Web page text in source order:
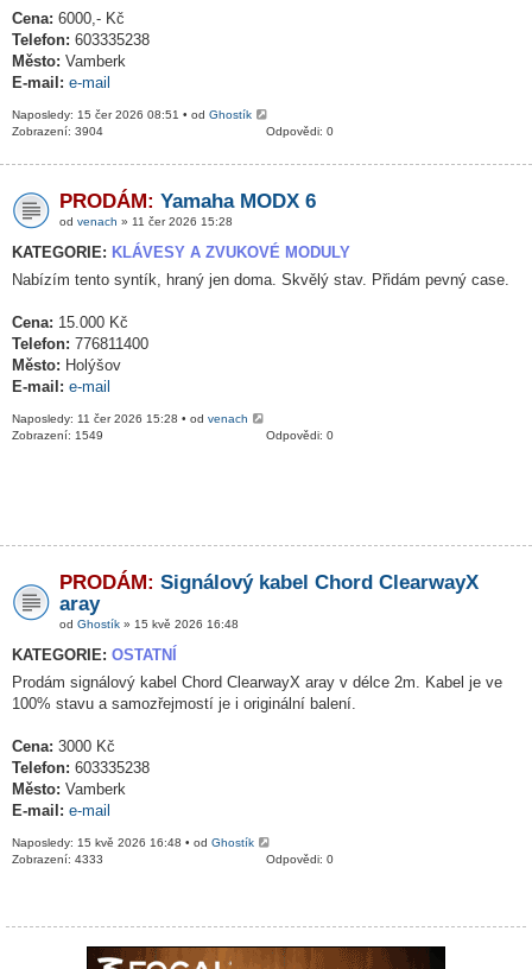
Cena: 6000,- Kč
Telefon: 603335238
Město: Vamberk
E-mail: e-mail
Naposledy: 15 čer 2026 08:51 • od Ghostík
Odpovědi: 0
Zobrazení: 3904
PRODÁM: Yamaha MODX 6
od venach » 11 čer 2026 15:28
KATEGORIE: KLÁVESY A ZVUKOVÉ MODULY
Nabízím tento syntík, hraný jen doma. Skvělý stav. Přidám pevný case.
Cena: 15.000 Kč
Telefon: 776811400
Město: Holýšov
E-mail: e-mail
Naposledy: 11 čer 2026 15:28 • od venach
Odpovědi: 0
Zobrazení: 1549
PRODÁM: Signálový kabel Chord ClearwayX
aray
od Ghostík » 15 kvě 2026 16:48
KATEGORIE: OSTATNÍ
Prodám signálový kabel Chord ClearwayX aray v délce 2m. Kabel je ve
100% stavu a samozřejmostí je i originální balení.
Cena: 3000 Kč
Telefon: 603335238
Město: Vamberk
E-mail: e-mail
Naposledy: 15 kvě 2026 16:48 • od Ghostík
Odpovědi: 0
Zobrazení: 4333